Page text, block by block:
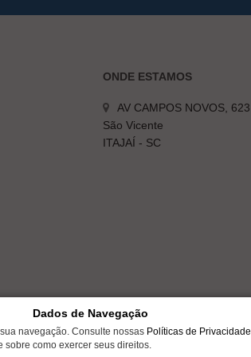
ONDE ESTAMOS
AV CAMPOS NOVOS, 623
São Vicente
ITAJAÍ - SC
NOVOS, 623 - ITAJAÍ, SC
Dados de Navegação
navegação. Consulte nossas Políticas de Privacidade
como exercer seus direitos.